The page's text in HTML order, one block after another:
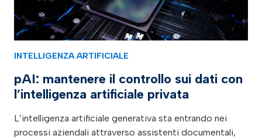
INTELLIGENZA ARTIFICIALE
pAI: mantenere il controllo sui dati con
l’intelligenza artificiale privata
L’intelligenza artificiale generativa sta entrando nei
processi aziendali attraverso assistenti documentali,